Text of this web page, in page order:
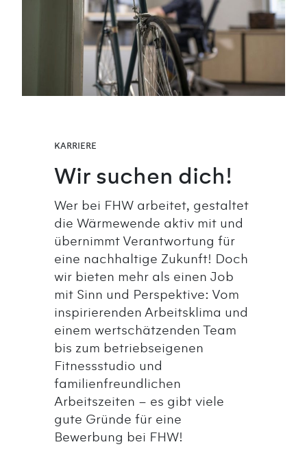
KARRIERE
Wir suchen dich!
Wer bei FHW arbeitet, gestaltet
die Wärmewende aktiv mit und
übernimmt Verantwortung für
eine nachhaltige Zukunft! Doch
wir bieten mehr als einen Job
mit Sinn und Perspektive: Vom
inspirierenden Arbeitsklima und
einem wertschätzenden Team
bis zum betriebseigenen
Fitnessstudio und
familienfreundlichen
Arbeitszeiten – es gibt viele
gute Gründe für eine
Bewerbung bei FHW!